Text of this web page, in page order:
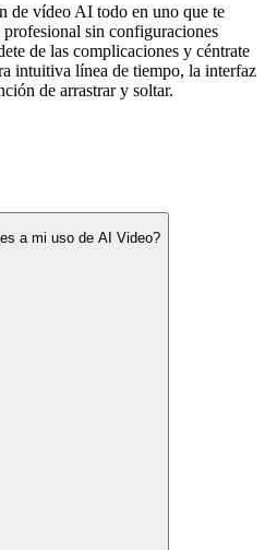
de vídeo AI todo en uno que te
sin configuraciones
de las complicaciones y céntrate
intuitiva línea de tiempo, la interfaz
de arrastrar y soltar.
a mi uso de AI Video?